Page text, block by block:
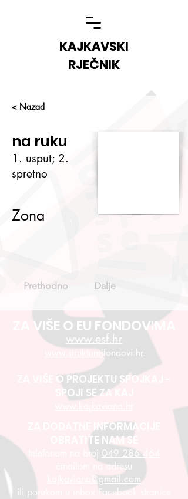
KAJKAVSKI
RJEČNIK
< Nazad
na ruku
1. usput; 2.
spretno
Zona
Prethodno Dalje
ZA VIŠE O EU FONDOVIMA
www.esf.hr
www.strukturnifondovi.hr
ZA VIŠE O PROJEKTU SPOJKAJ -
SPOJI SE ZA KAJ
ZA DODATNE INFORMACIJE
OBRATITE NAM SE
telefonom na broj 049 286 464
emailom na adresu
kajkaviana@gmail.com
ili porukom u inbox Facebook stranice